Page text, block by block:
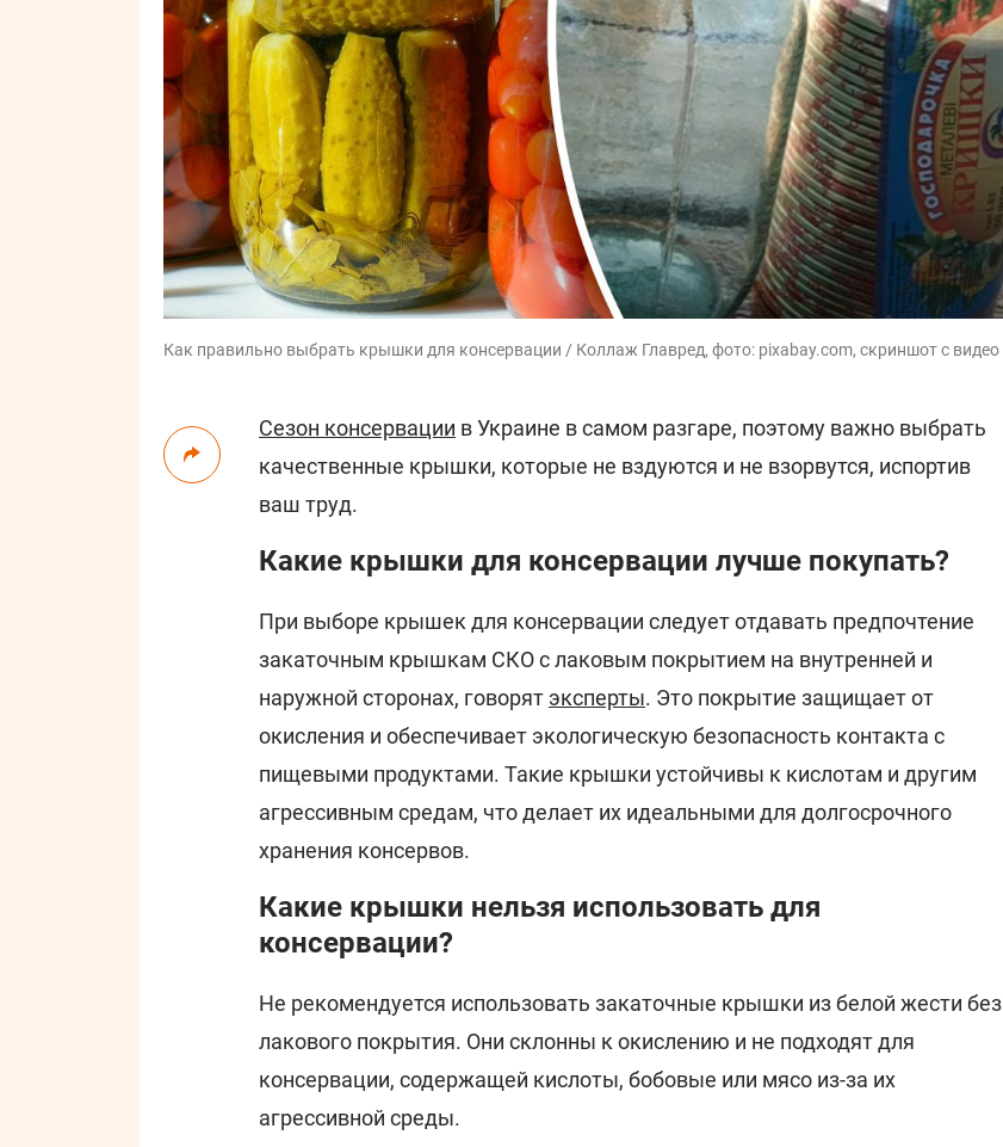
Как правильно выбрать крышки для консервации / Коллаж Главред, фото: pixabay.com, скриншот с видео
Сезон консервации в Украине в самом разгаре, поэтому важно выбрать
качественные крышки, которые не вздуются и не взорвутся, испортив
ваш труд.
Какие крышки для консервации лучше покупать?
При выборе крышек для консервации следует отдавать предпочтение
закаточным крышкам СКО с лаковым покрытием на внутренней и
наружной сторонах, говорят эксперты. Это покрытие защищает от
окисления и обеспечивает экологическую безопасность контакта с
пищевыми продуктами. Такие крышки устойчивы к кислотам и другим
агрессивным средам, что делает их идеальными для долгосрочного
хранения консервов.
Какие крышки нельзя использовать для
консервации?
Не рекомендуется использовать закаточные крышки из белой жести без
лакового покрытия. Они склонны к окислению и не подходят для
консервации, содержащей кислоты, бобовые или мясо из-за их
агрессивной среды.